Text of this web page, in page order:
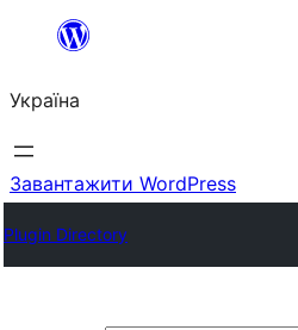
Перейти
вмісту
Україна
Завантажити WordPress
Plugin Directory